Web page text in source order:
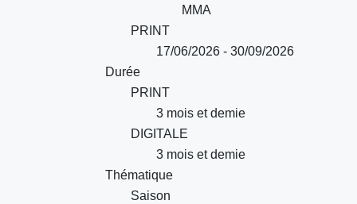
MMA
PRINT
17/06/2026 - 30/09/2026
Durée
PRINT
3 mois et demie
DIGITALE
3 mois et demie
Thématique
Saison